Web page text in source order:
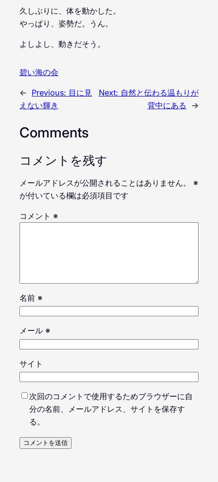
久しぶりに、体を動かした。
やっぱり、姿勢だ。うん。
よしよし、動きだそう。
碧い海の会
← Previous: 目に見
えない輝き
Next: 自然と伝わる温もりが
背中にある
→
Comments
コメントを残す
メールアドレスが公開されることはありません。
※
が付いている欄は必須項目です
コメント ※
名前 ※
メール ※
サイト
次回のコメントで使用するためブラウザーに自
分の名前、メールアドレス、サイトを保存す
る。